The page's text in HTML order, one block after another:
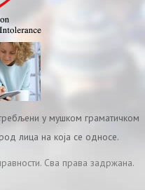
у мушком граматичком
лица на која се односе.
Сва права задржана.